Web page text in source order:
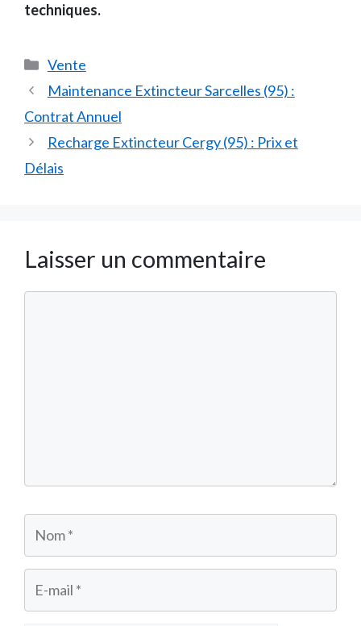
techniques.
Catégories
Vente
Maintenance Extincteur Sarcelles (95) :
Contrat Annuel
Recharge Extincteur Cergy (95) : Prix et
Délais
Laisser un commentaire
Nom
E-
mail